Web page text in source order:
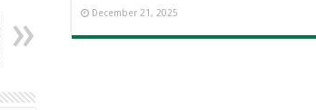
December 21, 2025